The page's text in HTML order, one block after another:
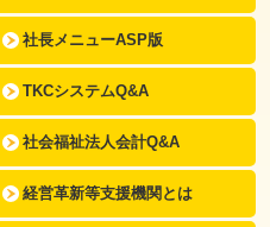
社長メニューASP版
TKCシステムQ&A
社会福祉法人会計Q&A
経営革新等支援機関とは